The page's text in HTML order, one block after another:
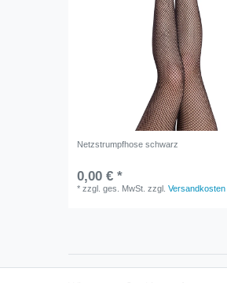
Netzstrumpfhose schwarz
0,00 € *
*zzgl. ges. MwSt. zzgl.Versandkosten
Informationen